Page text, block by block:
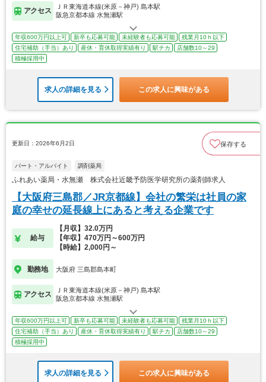
アクセス
ＪＲ東海道本線(米原－神戸) 島本駅
阪急京都本線 水無瀬駅
年収600万円以上可 新卒も応募可能 未経験者も応募可能
残業月10ｈ以下
住宅補助（手当）あり
産休・育休取得実績有り 駅チカ
店舗数10～29
積極採用中
求人の詳細を見る この求人に興味がある
更新日：2026年6月2日 保存する
パート・アルバイト 調剤薬局
ふれあい薬局・水無瀬 株式会社近畿予防医学研究所の薬剤師求人
【大阪府三島郡／JR京都線】会社の繁栄は社員の家
庭の幸せの延長線上にあると考える企業です
給与
【月収】32.0万円
【年収】470万円～600万円
【時給】2,000円～
勤務地 大阪府 三島郡島本町
アクセス
ＪＲ東海道本線(米原－神戸) 島本駅
阪急京都本線 水無瀬駅
年収600万円以上可 新卒も応募可能 未経験者も応募可能
残業月10ｈ以下
住宅補助（手当）あり
産休・育休取得実績有り 駅チカ
店舗数10～29
積極採用中
求人の詳細を見る この求人に興味がある